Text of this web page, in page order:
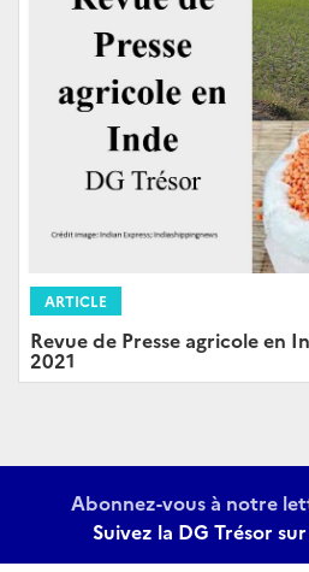
ARTICLE
Revue de Presse agricole en
2021
Abonnez-vous à notre
Suivez la DG Trésor